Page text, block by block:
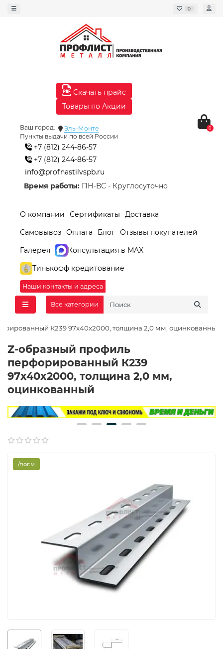
0
Скачать прайс
Товары по Акции
Ваш город:
Эль-Монте
Пункты выдачи по всей России
+7 (812) 244-86-57
+7 (812) 244-86-57
info@profnastilvspb.ru
Время работы: ПН-ВС - Круглосуточно
0
О компании Сертификаты
Доставка
Самовывоз Оплата Блог Отзывы покупателей
Галерея
Консультация в MAX
Тинькофф кредитование
Наши контакты и адреса
Все категории
К239 97x40x2000, толщина 2,0 мм, оцинкованный
Z-образный профиль
перфорированный К239
97x40x2000, толщина 2,0 мм,
оцинкованный
/пог.м